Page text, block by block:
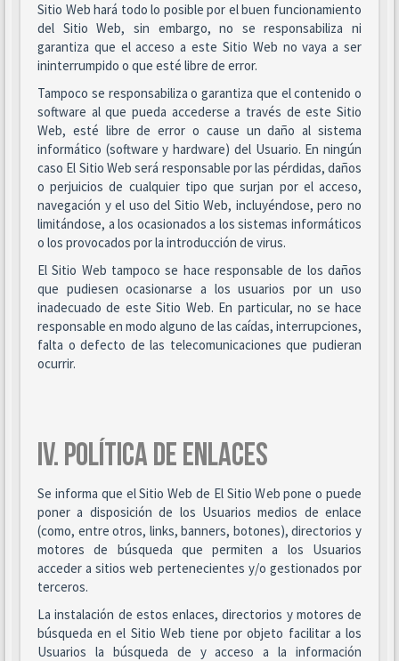
Sitio Web hará todo lo posible por el buen funcionamiento
del Sitio Web, sin embargo, no se responsabiliza ni
garantiza que el acceso a este Sitio Web no vaya a ser
ininterrumpido o que esté libre de error.
Tampoco se responsabiliza o garantiza que el contenido o
software al que pueda accederse a través de este Sitio
Web, esté libre de error o cause un daño al sistema
informático (software y hardware) del Usuario. En ningún
caso El Sitio Web será responsable por las pérdidas, daños
o perjuicios de cualquier tipo que surjan por el acceso,
navegación y el uso del Sitio Web, incluyéndose, pero no
limitándose, a los ocasionados a los sistemas informáticos
o los provocados por la introducción de virus.
El Sitio Web tampoco se hace responsable de los daños
que pudiesen ocasionarse a los usuarios por un uso
inadecuado de este Sitio Web. En particular, no se hace
responsable en modo alguno de las caídas, interrupciones,
falta o defecto de las telecomunicaciones que pudieran
ocurrir.
IV. POLÍTICA DE ENLACES
Se informa que el Sitio Web de El Sitio Web pone o puede
poner a disposición de los Usuarios medios de enlace
(como, entre otros, links, banners, botones), directorios y
motores de búsqueda que permiten a los Usuarios
acceder a sitios web pertenecientes y/o gestionados por
terceros.
La instalación de estos enlaces, directorios y motores de
búsqueda en el Sitio Web tiene por objeto facilitar a los
Usuarios la búsqueda de y acceso a la información